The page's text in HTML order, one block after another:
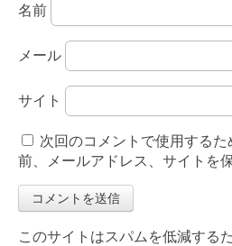
名前
メール
サイト
次回のコメントで使用する
前、メールアドレス、サイトを保
このサイトはスパムを低減する